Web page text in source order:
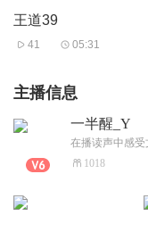
王道39
41 05:31
主播信息
一半醒_Y
1018